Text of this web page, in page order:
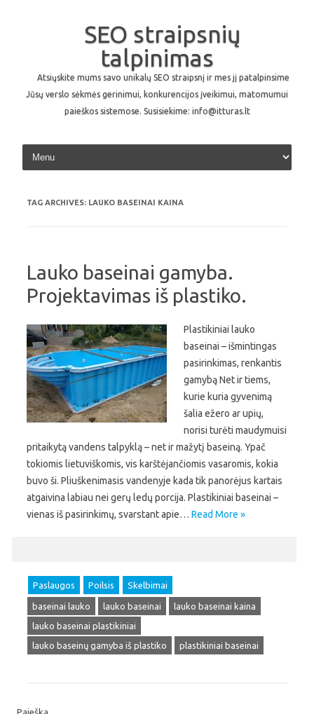
SEO straipsnių
talpinimas
Atsiųskite mums savo unikalų SEO straipsnį ir mes jį patalpinsime
Jūsų verslo sėkmės gerinimui, konkurencijos įveikimui, matomumui
paieškos sistemose. Susisiekime: info@itturas.lt
Skip to content
TAG ARCHIVES: LAUKO BASEINAI KAINA
Lauko baseinai gamyba.
Projektavimas iš plastiko.
Plastikiniai lauko
baseinai – išmintingas
pasirinkimas, renkantis
gamybą Net ir tiems,
kurie kuria gyvenimą
šalia ežero ar upių,
norisi turėti maudymuisi
pritaikytą vandens talpyklą – net ir mažytį baseiną. Ypač
tokiomis lietuviškomis, vis karštėjančiomis vasaromis, kokia
buvo ši. Pliuškenimasis vandenyje kada tik panorėjus kartais
atgaivina labiau nei gerų ledų porcija. Plastikiniai baseinai –
vienas iš pasirinkimų, svarstant apie… Read More »
Paslaugos Poilsis Skelbimai
baseinai lauko lauko baseinai
lauko baseinai kaina
lauko baseinai plastikiniai
lauko baseinų gamyba iš plastiko
plastikiniai baseinai
Paieška